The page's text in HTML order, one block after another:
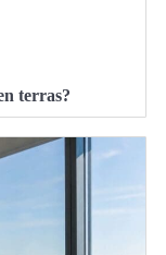
terras?